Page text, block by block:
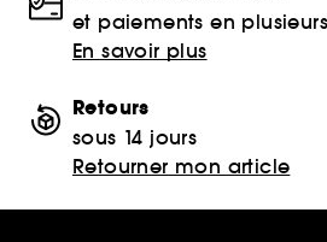
et paiements en
En savoir plus
Retours
sous 14 jours
Retourner mon article